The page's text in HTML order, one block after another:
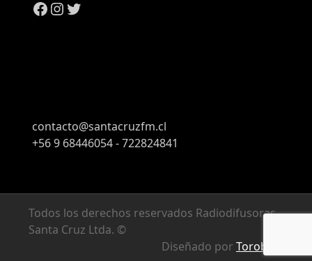
contacto@santacruzfm.cl
+56 9 68446054 - 722824841
Todos los derechos reservados Radiodifusoras
Santa Cruz Ltda. ©
Diseñado por Torobyte